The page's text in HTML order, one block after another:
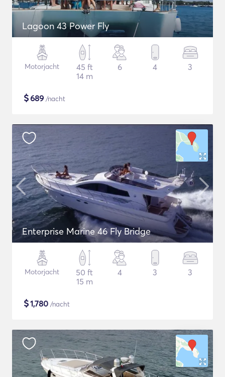
Lagoon 43 Power Fly
Motorjacht
45 ft
14 m
6 4 3
$689 /nacht
Enterprise Marine 46 Fly Bridge
Motorjacht
50 ft
15 m
4 3 3
$1,780 /nacht